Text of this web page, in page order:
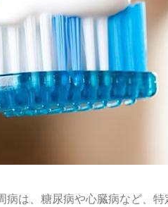
病は、糖尿病や心臓病など、特